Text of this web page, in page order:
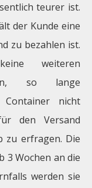
teurer ist.
der Kunde eine
zu bezahlen ist.
weiteren
so lange
nicht
den Versand
zu erfragen. Die
3 Wochen an die
werden sie